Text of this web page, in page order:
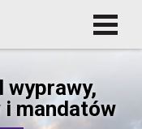
wyprawy,
i mandatów